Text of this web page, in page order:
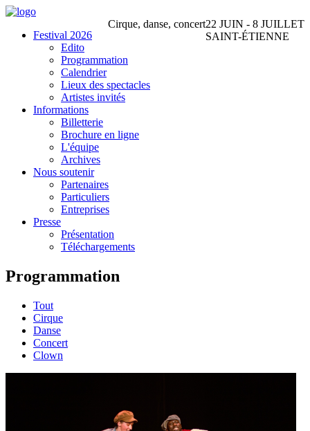
22 JUIN - 8 JUILLET
SAINT-ÉTIENNE
Cirque, danse, concert
Festival 2026
Edito
Programmation
Calendrier
Lieux des spectacles
Artistes invités
Informations
Billetterie
Brochure en ligne
L'équipe
Archives
Nous soutenir
Partenaires
Particuliers
Entreprises
Presse
Présentation
Téléchargements
Programmation
Tout
Cirque
Danse
Concert
Clown